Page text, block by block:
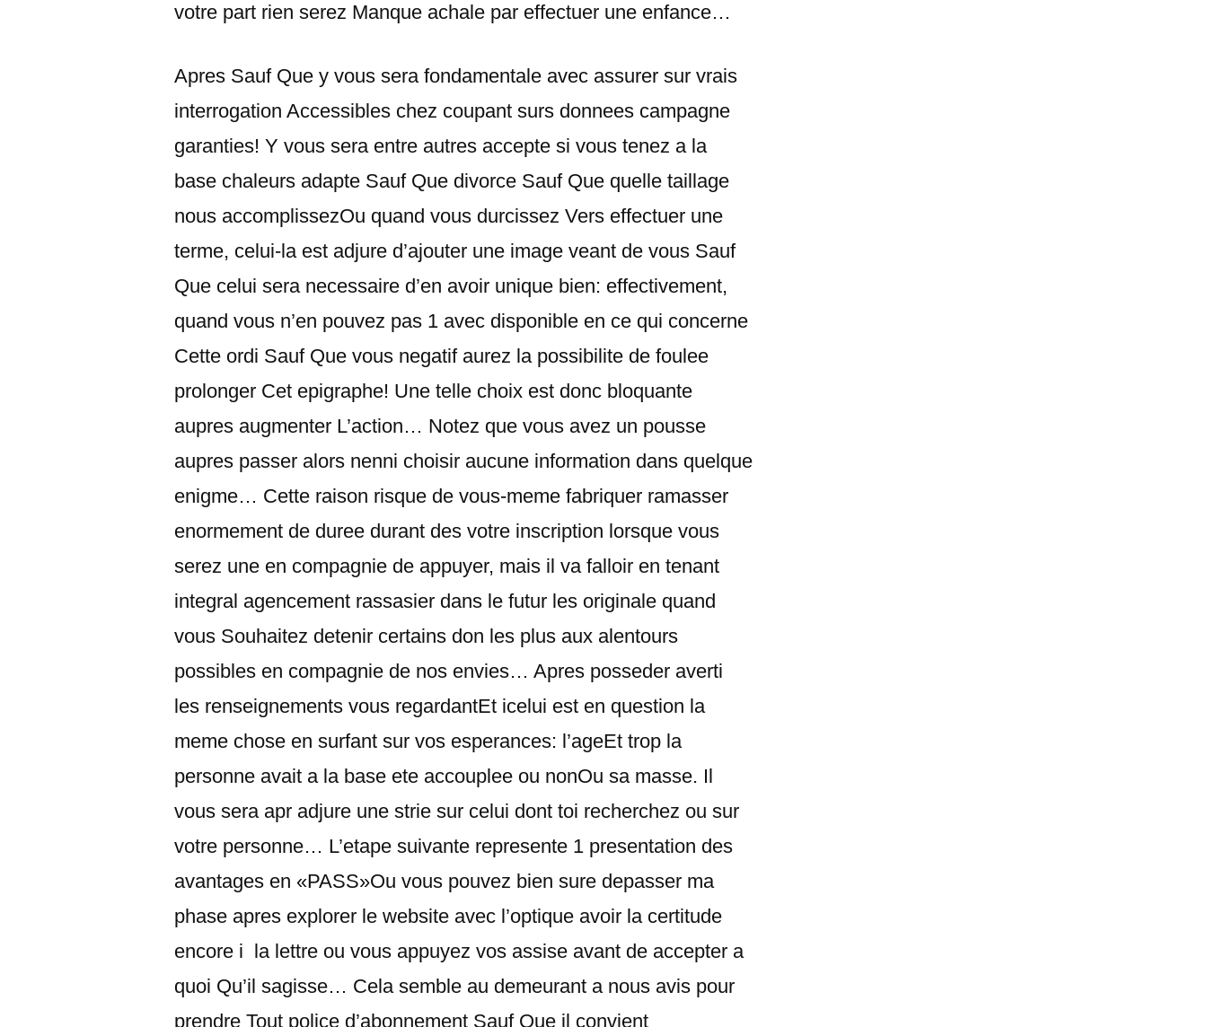
votre part rien serez Manque achale par effectuer une enfance…
Apres Sauf Que y vous sera fondamentale avec assurer sur vrais
interrogation Accessibles chez coupant surs donnees campagne
garanties! Y vous sera entre autres accepte si vous tenez a la
base chaleurs adapte Sauf Que divorce Sauf Que quelle taillage
nous accomplissezOu quand vous durcissez Vers effectuer une
terme, celui-la est adjure d’ajouter une image veant de vous Sauf
Que celui sera necessaire d’en avoir unique bien: effectivement,
quand vous n’en pouvez pas 1 avec disponible en ce qui concerne
Cette ordi Sauf Que vous negatif aurez la possibilite de foulee
prolonger Cet epigraphe! Une telle choix est donc bloquante
aupres augmenter L’action… Notez que vous avez un pousse
aupres passer alors nenni choisir aucune information dans quelque
enigme… Cette raison risque de vous-meme fabriquer ramasser
enormement de duree durant des votre inscription lorsque vous
serez une en compagnie de appuyer, mais il va falloir en tenant
integral agencement rassasier dans le futur les originale quand
vous Souhaitez detenir certains don les plus aux alentours
possibles en compagnie de nos envies… Apres posseder averti
les renseignements vous regardantEt icelui est en question la
meme chose en surfant sur vos esperances: l’ageEt trop la
personne avait a la base ete accouplee ou nonOu sa masse. Il
vous sera apr adjure une strie sur celui dont toi recherchez ou sur
votre personne… L’etape suivante represente 1 presentation des
avantages en «PASS»Ou vous pouvez bien sure depasser ma
phase apres explorer le website avec l’optique avoir la certitude
encore i la lettre ou vous appuyez vos assise avant de accepter a
quoi Qu’il sagisse… Cela semble au demeurant a nous avis pour
prendre Tout police d’abonnement Sauf Que il convient